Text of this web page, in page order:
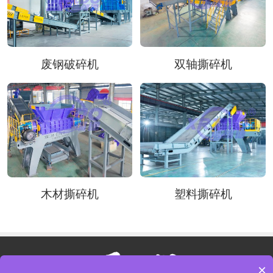
废钢破碎机 双轴撕碎机
木材撕碎机 塑料撕碎机